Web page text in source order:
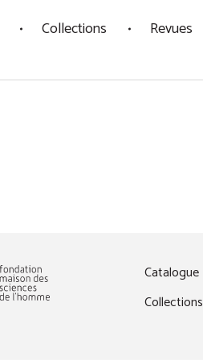
Collections Revues
Catalogue
Collections